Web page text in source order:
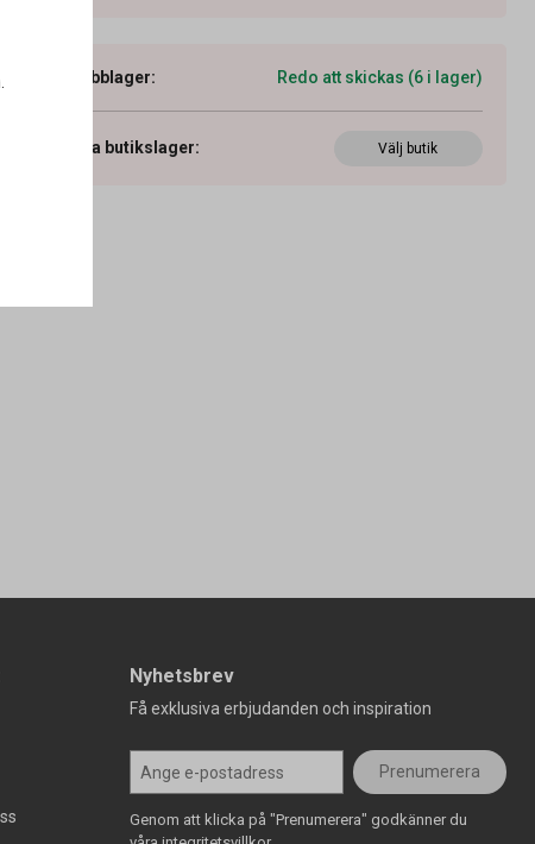
Webblager: Redo att skickas (6 i lager)
Visa butikslager: Välj butik
Nyhetsbrev
Få exklusiva erbjudanden och inspiration
Prenumerera
Genom att klicka på "Prenumerera" godkänner du